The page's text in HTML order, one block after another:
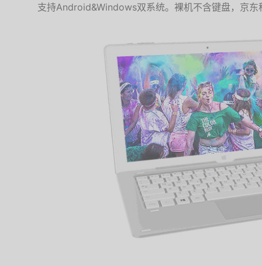
支持Android&Windows双系统。裸机不含键盘，京